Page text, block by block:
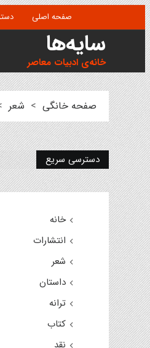
صفحه اصلی
سایه‌ها
خانه‌ی ادبیات معاصر
صفحه خانگی > شعر
دسترسی سریع
خانه
انتشارات
شعر
داستان
ترانه
کتاب
نقد